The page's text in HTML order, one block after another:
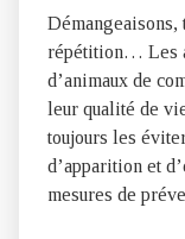
répétition… Les
d’animaux de
leur qualité de
toujours les
d’apparition et
mesures de